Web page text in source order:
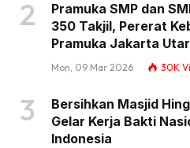
Pramuka SMP dan
350 Takjil, Pererat
Pramuka Jakarta
Mon, 09 Mar 2026 30K
Bersihkan Masjid
Gelar Kerja Bakti
Indonesia